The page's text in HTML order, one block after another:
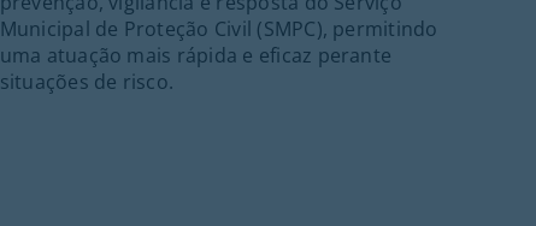
Municipal de Proteção Civil (SMPC), permitindo
uma atuação mais rápida e eficaz perante
situações de risco.